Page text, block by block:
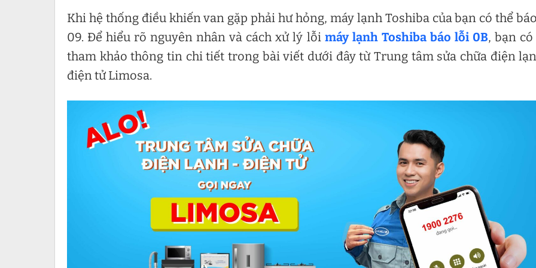
Khi hệ thống điều khiến van gặp phải hư hỏng, máy lạnh Toshiba của bạn có thể
09. Để hiểu rõ nguyên nhân và cách xử lý lỗi máy lạnh Toshiba báo lỗi 0B, bạn
tham khảo thông tin chi tiết trong bài viết dưới đây từ Trung tâm sửa chữa điện
điện tử Limosa.